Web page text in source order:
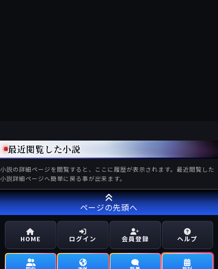
最近閲覧した小説
小説の詳細ページを閲覧すると、ここに履歴が表示されます。最近閲覧した
小説詳細ページへ簡単に戻る事が出来ます。
ページの先頭へ
HOME ログイン 会員登録 ヘルプ